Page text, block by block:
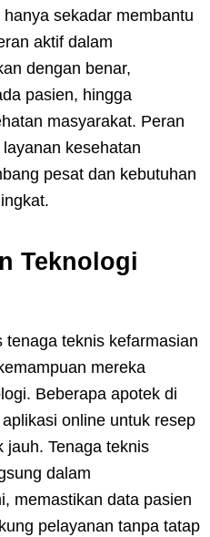
sekadar membantu
aktif dalam
dengan benar,
pasien, hingga
masyarakat. Peran
kesehatan
pesat dan kebutuhan
Teknologi
teknis kefarmasian
mereka
Beberapa apotek di
online untuk resep
jauh. Tenaga teknis
dalam
memastikan data pasien
pelayanan tanpa tatap